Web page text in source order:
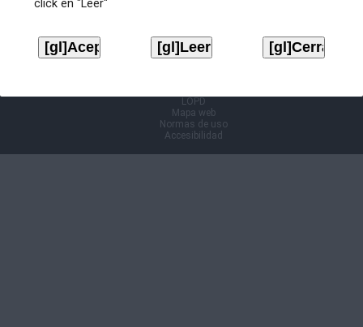
click en "Leer"
LOPD
Mapa web
Normas de uso
Accesibilidad